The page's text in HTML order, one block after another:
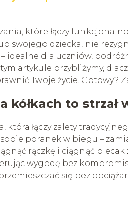
które łączy
swojego dziecka, nie
idealne dla uczniów,
artykule przybliżymy,
Twoje życie. Gotowy?
kółkach to strzał
która łączy zalety
poranek w biegu –
rączkę i ciągnąć plecak
wygodę bez
się bez